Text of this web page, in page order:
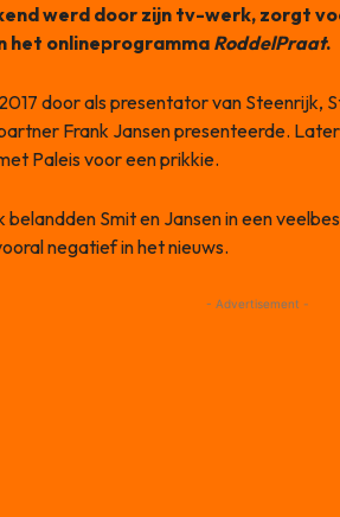
werd door zijn tv-werk, zorgt
het onlineprogramma RoddelPraat.
door als presentator van Steenrijk,
Frank Jansen presenteerde.
Paleis voor een prikkie.
belandden Smit en Jansen in een
negatief in het nieuws.
- Advertisement -